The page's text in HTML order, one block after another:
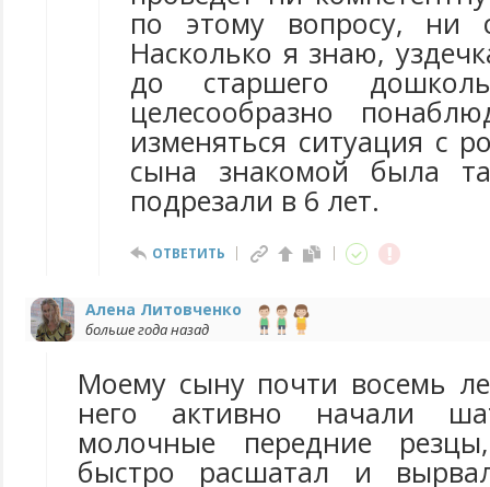
по этому вопросу, ни
Насколько я знаю,
до старшего
целесообразно
изменяться ситуация с
сына знакомой была
подрезали в 6 лет.
ОТВЕТИТЬ
Алена Литовченко
больше года назад
Моему сыну почти восемь
него активно начали
молочные передние
быстро расшатал и